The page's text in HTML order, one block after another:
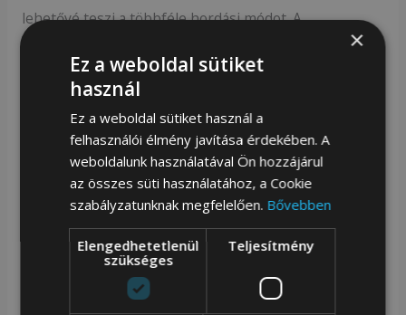
lehetővé teszi a többféle hordási módot. A
világosbarna műbőr részletek és az aranyszínű fém
kiegészítők prémium karaktert adnak a táskának.
Főbb jellemzők:
100% állati eredetű anyagtól mentes
Nagyméretű (35 × 51 cm) kialakítás
Bézs gobelin szövet, tejeskávé árnyalatú
monogram mintával
Cipzáras főrekesz, praktikus belső zsebek
Hordható kézben, vállon vagy keresztpánttal
×
Ez a weboldal sütiket
használ
Ez a weboldal sütiket használ a
felhasználói élmény javítása érdekében. A
weboldalunk használatával Ön hozzájárul
az összes süti használatához, a Cookie
szabályzatunknak megfelelően. Bővebben
Elengedhetetlenül
szükséges
Teljesítmény